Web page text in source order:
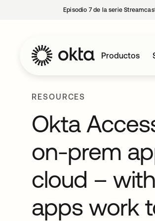
Episodio 7 de la serie
Productos
RESOURCES
Okta
on-prem
cloud –
apps work